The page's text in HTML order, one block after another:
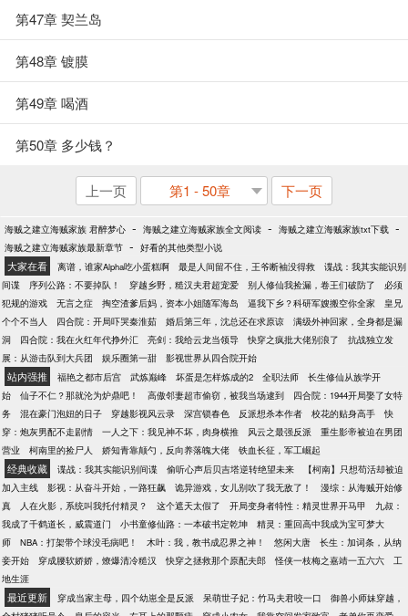
第47章 契兰岛
第48章 镀膜
第49章 喝酒
第50章 多少钱？
上一页 第1 - 50章 下一页
海贼之建立海贼家族 君醉梦心 - 海贼之建立海贼家族全文阅读 - 海贼之建立海贼家族txt下载 -
海贼之建立海贼家族最新章节 - 好看的其他类型小说
大家在看 离谱，谁家Alpha吃小蛋糕啊 最是人间留不住，王爷断袖没得救
谍战：我其实能识别
间谍
序列公路：不要掉队！ 穿越乡野，糙汉夫君超宠爱 别人修仙我捡漏，卷王们破防了
必须
犯规的游戏
无言之症 掏空渣爹后妈，资本小姐随军海岛 逼我下乡？科研军嫂搬空你全家
皇兄
个个不当人
四合院：开局吓哭秦淮茹 婚后第三年，沈总还在求原谅
满级外神回家，全身都是漏
洞
四合院：我在火红年代挣外汇 亮剑：我给云龙当领导 快穿之疯批大佬别浪了
抗战独立发
展：从游击队到大兵团
娱乐圈第一甜 影视世界从四合院开始
站内强推 福艳之都市后宫 武炼巅峰 坏蛋是怎样炼成的2 全职法师
长生修仙从族学开
始
仙子不仁？那就沦为炉鼎吧！ 高傲邻妻超市偷窃，被我当场逮到
四合院：1944开局娶了女特
务
混在豪门泡妞的日子 穿越影视风云录 深宫锁春色 反派想杀本作者 校花的贴身高手
快
穿：炮灰男配不走剧情
一人之下：我见神不坏，肉身横推 风云之最强反派
重生影帝被迫在男团
营业
柯南里的捡尸人 娇知青靠颠勺，反向养落魄大佬 铁血长征，军工崛起
经典收藏 谍战：我其实能识别间谍 偷听心声后贝吉塔逆转绝望未来
【柯南】只想苟活却被迫
加入主线
影视：从奋斗开始，一路狂飙 诡异游戏，女儿别吹了我无敌了！
漫综：从海贼开始修
真
人在火影，系统叫我托付精灵？ 这个遮天太假了 开局变身者特性：精灵世界开马甲
九叔：
我成了千鹤道长，威震道门
小书童修仙路：一本破书定乾坤
精灵：重回高中我成为宝可梦大
师
NBA：打架带个球没毛病吧！ 木叶：我，教书成忍界之神！ 悠闲大唐
长生：加词条，从纳
妾开始
穿成腰软娇娇，燎爆清冷糙汉 快穿之拯救那个原配夫郎 怪侠一枝梅之嘉靖一五六六
工
地生涯
最近更新 穿成当家主母，四个幼崽全是反派 呆萌世子妃：竹马夫君咬一口
御兽小师妹穿越，